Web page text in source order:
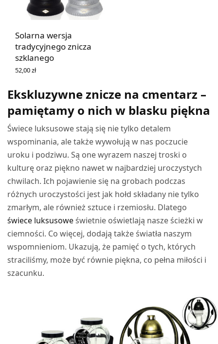
Solarna wersja
tradycyjnego znicza
szklanego
52,00zł
Ekskluzywne znicze na cmentarz –
pamiętamy o nich w blasku piękna
Świece luksusowe stają się nie tylko detalem
wspominania, ale także wywołują w nas poczucie
uroku i podziwu. Są one wyrazem naszej troski o
kulturę oraz piękno nawet w najbardziej uroczystych
chwilach. Ich pojawienie się na grobach podczas
różnych uroczystości jest jak hołd składany nie tylko
zmarłym, ale również sztuce i rzemiosłu. Dlatego
świece luksusoweświetnie oświetlają nasze ścieżki w
ciemności. Co więcej, dodają także światła naszym
wspomnieniom. Ukazują, że pamięć o tych, których
straciliśmy, może być równie piękna, co pełna miłości i
szacunku.